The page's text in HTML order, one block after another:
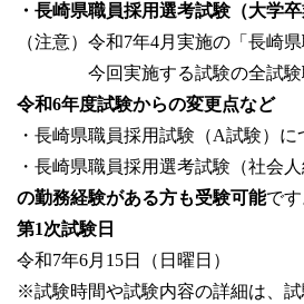
・長崎県職員採用選考試験（大学
（注意）令和7年4月実施の「長崎
今回実施する試験の全試験職
令和6年度試験からの変更点など
・長崎県職員採用試験（A試験）
・長崎県職員採用選考試験（社会
の勤務経験がある方も受験可能です
第1次試験日
令和7年6月15日（日曜日）
※試験時間や試験内容の詳細は、試